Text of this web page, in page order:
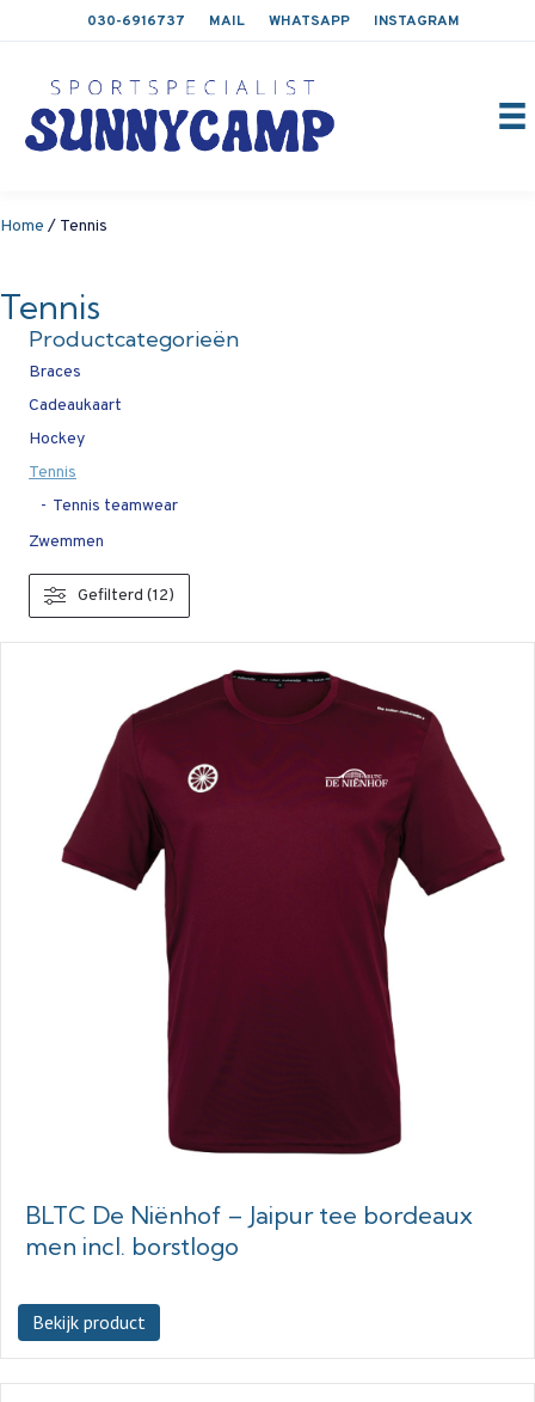
030-6916737 MAIL WHATSAPP INSTAGRAM
Home / Tennis
Tennis
Productcategorieën
Braces
Cadeaukaart
Hockey
Tennis
Tennis teamwear
Zwemmen
Gefilterd (12)
BLTC De Niënhof – Jaipur tee bordeaux
men incl. borstlogo
Bekijk product